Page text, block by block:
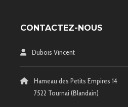
CONTACTEZ-NOUS
Dubois Vincent
Hameau des Petits Empires 14
7522 Tournai (Blandain)